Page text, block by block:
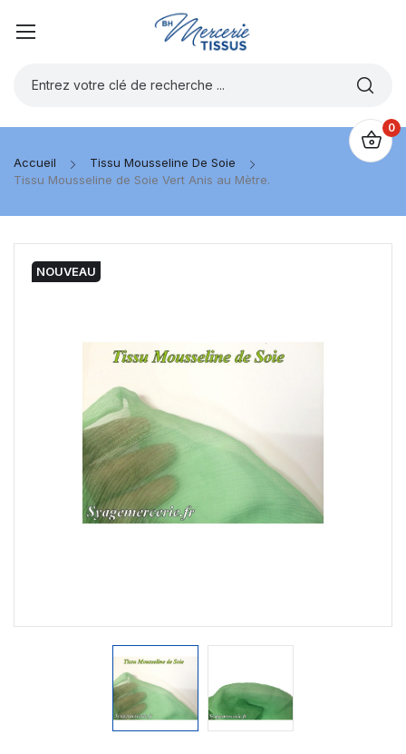
0
Accueil
Tissu Mousseline De Soie
Tissu Mousseline de Soie Vert Anis au Mètre.
NOUVEAU